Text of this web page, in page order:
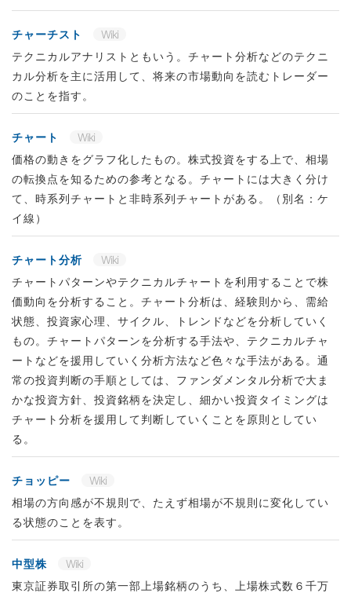
チャーチスト
Wiki
テクニカルアナリストともいう。チャート分析などのテクニ
カル分析を主に活用して、将来の市場動向を読むトレーダー
のことを指す。
チャート
Wiki
価格の動きをグラフ化したもの。株式投資をする上で、相場
の転換点を知るための参考となる。チャートには大きく分け
て、時系列チャートと非時系列チャートがある。（別名：ケ
イ線）
チャート分析
Wiki
チャートパターンやテクニカルチャートを利用することで株
価動向を分析すること。チャート分析は、経験則から、需給
状態、投資家心理、サイクル、トレンドなどを分析していく
もの。チャートパターンを分析する手法や、テクニカルチャ
ートなどを援用していく分析方法など色々な手法がある。通
常の投資判断の手順としては、ファンダメンタル分析で大ま
かな投資方針、投資銘柄を決定し、細かい投資タイミングは
チャート分析を援用して判断していくことを原則としてい
る。
チョッピー
Wiki
相場の方向感が不規則で、たえず相場が不規則に変化してい
る状態のことを表す。
中型株
Wiki
東京証券取引所の第一部上場銘柄のうち、上場株式数６千万